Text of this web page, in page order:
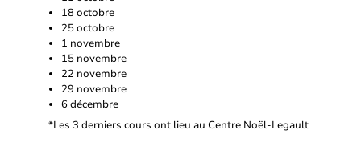
18 octobre
25 octobre
1 novembre
15 novembre
22 novembre
29 novembre
6 décembre
*Les 3 derniers cours ont lieu au Centre Noël-Legault